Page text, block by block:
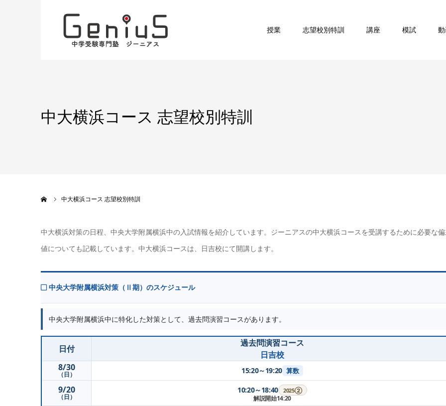
授業 志望校別特訓 講座 模試
中大横浜コース 志望校別特訓
中大横浜コース 志望校別特訓
中大横浜対策の日程、中央大学附属横浜中の入試情報を紹介しています。ジーニアスの中大横浜コースを受講するために必要な
値についても記載しています。中大横浜コースは、日吉校にて開講します。
中央大学附属横浜対策（Ⅱ期）のスケジュール
中央大学附属横浜中に特化した対策として、過去問演習コースがあります。
日付
過去問演習コース
日吉校
8/30
（日） 15:20～19:20 算数
9/20
（日）
10:20～18:40 2025②
解説開始14:20